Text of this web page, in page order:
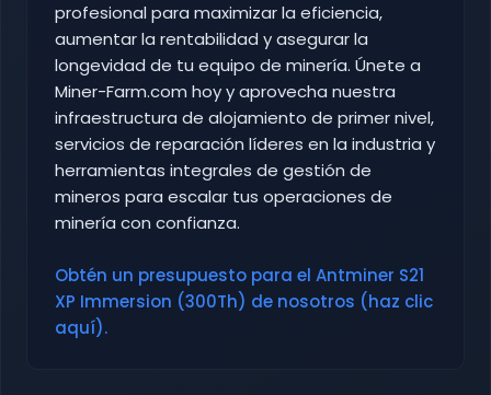
profesional para maximizar la eficiencia,
aumentar la rentabilidad y asegurar la
longevidad de tu equipo de minería. Únete a
Miner-Farm.com hoy y aprovecha nuestra
infraestructura de alojamiento de primer nivel,
servicios de reparación líderes en la industria y
herramientas integrales de gestión de
mineros para escalar tus operaciones de
minería con confianza.
Obtén un presupuesto para el Antminer S21
XP Immersion (300Th) de nosotros (haz clic
aquí).